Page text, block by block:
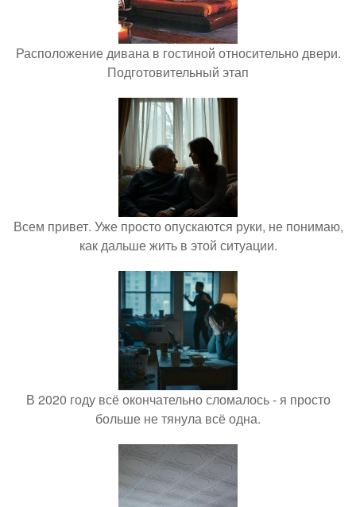
Расположение дивана в гостиной относительно двери.
Подготовительный этап
Всем привет. Уже просто опускаются руки, не понимаю,
как дальше жить в этой ситуации.
В 2020 году всё окончательно сломалось - я просто
больше не тянула всё одна.